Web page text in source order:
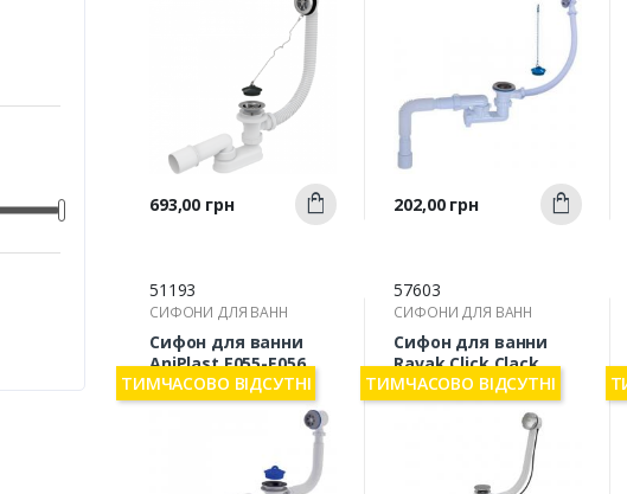
Швидкий
перегляд
Ціна
693,00 грн Купити
Швидкий
перегляд
Ціна
202,00 грн Купити
51193
СИФОНИ ДЛЯ ВАНН
Сифон для ванни
AniPlast E055-E056
ТИМЧАСОВО ВІДСУТНІ
57603
СИФОНИ ДЛЯ ВАНН
Сифон для ванни
Ravak Click Clack
X01305
ТИМЧАСОВО ВІДСУТНІ